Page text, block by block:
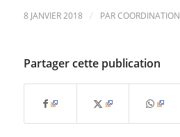
8 JANVIER 2018 / PARCOORDINATION
Partager cette publication